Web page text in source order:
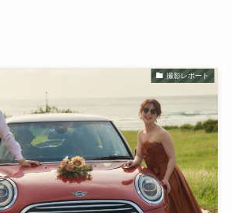
撮影レポート